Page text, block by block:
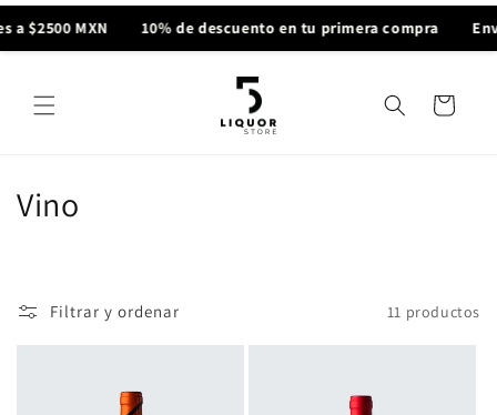
Ir
directamente
$2500 MXN 10% de descuento en tu primera compra
Carrito
C
e
Vino
Filtrar y ordenar 11 productos